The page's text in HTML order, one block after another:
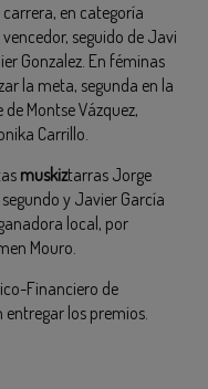
en categoría
seguido de Javi
Gonzalez. En féminas
la meta, segunda en la
Montse Vázquez,
Carrillo.
muskiztarras Jorge
y Javier García
local, por
Mouro.
Financiero de
entregar los premios.